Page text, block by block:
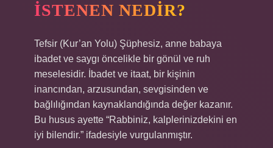
ISTENEN NEDIR?
Tefsir (Kur’an Yolu) Şüphesiz, anne babaya
ibadet ve saygı öncelikle bir gönül ve ruh
meselesidir. İbadet ve itaat, bir kişinin
inancından, arzusundan, sevgisinden ve
bağlılığından kaynaklandığında değer kazanır.
Bu husus ayette “Rabbiniz, kalplerinizdekini en
iyi bilendir.” ifadesiyle vurgulanmıştır.